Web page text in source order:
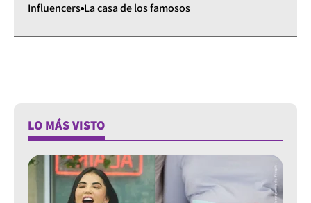
Influencers La casa de los famosos
LO MÁS VISTO